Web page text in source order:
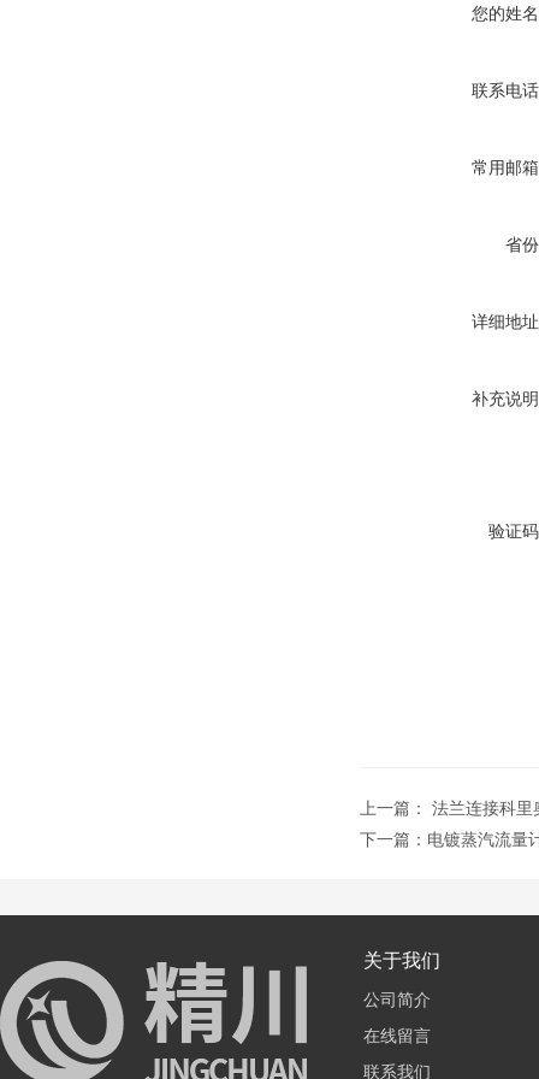
您的姓
联系电
常用邮
省
详细地
补充说
验证
上一篇： 法兰连接科里
下一篇： 电镀蒸汽流量
关于我们
公司简介
在线留言
联系我们